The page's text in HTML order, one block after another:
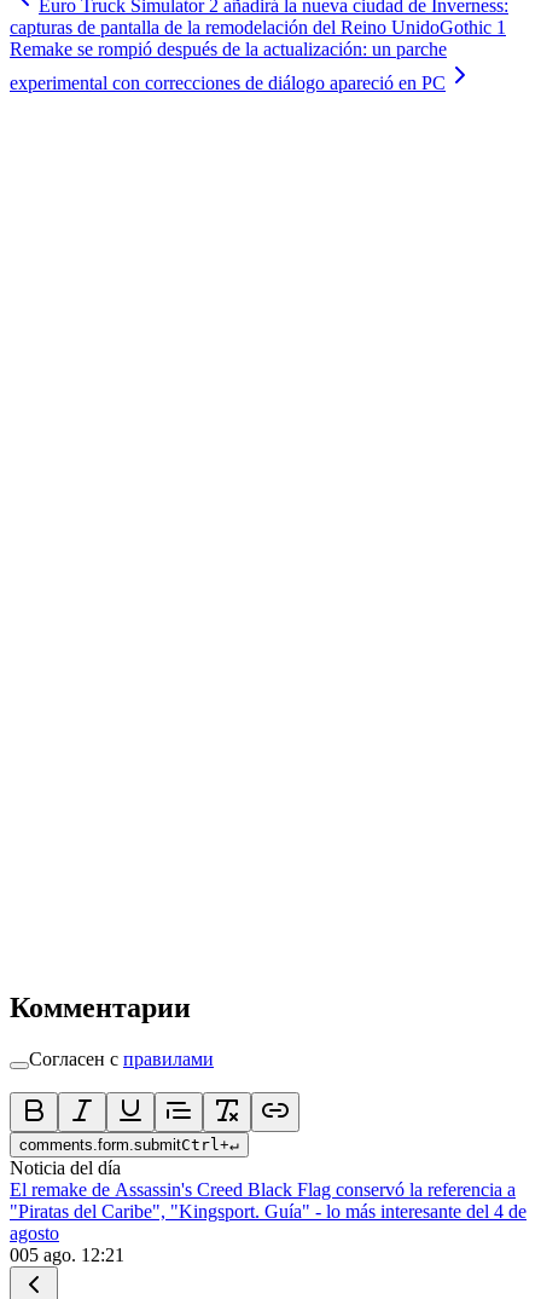
Euro Truck Simulator 2 añadirá la nueva ciudad de Inverness:
capturas de pantalla de la remodelación del Reino UnidoGothic 1
Remake se rompió después de la actualización: un parche
experimental con correcciones de diálogo apareció en PC
Комментарии
Согласен с правилами
comments.form.submitCtrl +↵
Noticia del día
El remake de Assassin's Creed Black Flag conservó la referencia a
"Piratas del Caribe", "Kingsport. Guía" - lo más interesante del 4 de
agosto
005 ago. 12:21